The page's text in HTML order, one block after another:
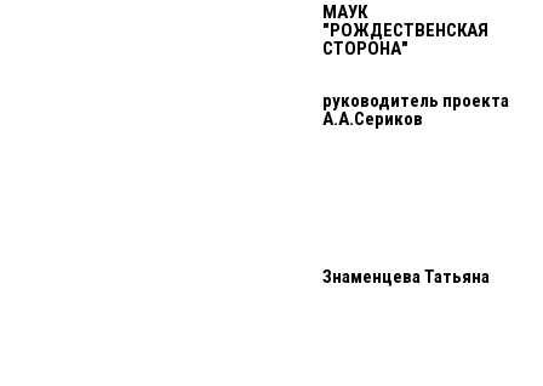
МАУК
"РОЖДЕСТВЕНСКАЯ
СТОРОНА"
руководитель проекта
А.А.Сериков
Знаменцева Татьяна